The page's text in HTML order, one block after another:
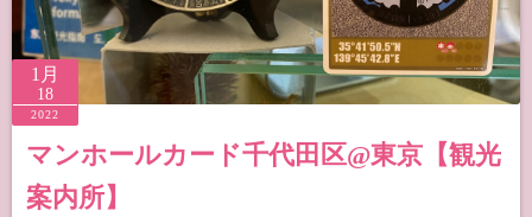
1月
18
2022
マンホールカード千代田区@東京【観光
案内所】